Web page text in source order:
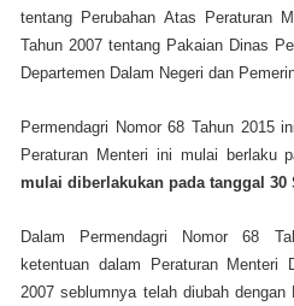
tentang Perubahan Atas Peraturan
Tahun 2007 tentang Pakaian Dinas
Departemen Dalam Negeri dan
Permendagri Nomor 68 Tahun 2015
Peraturan Menteri ini mulai berlaku
mulai diberlakukan pada tanggal 30
Dalam Permendagri Nomor 68
ketentuan dalam Peraturan Menteri
2007 seblumnya telah diubah